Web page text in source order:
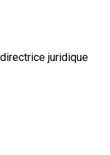
juridique